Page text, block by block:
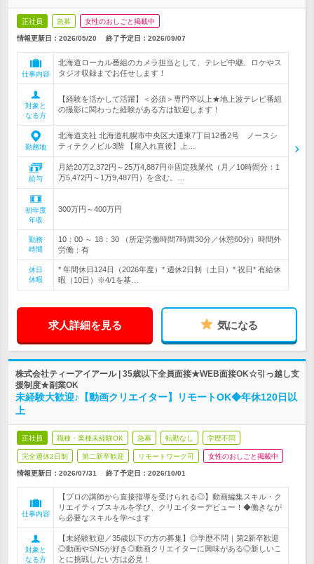
正社員 急募 女性のおしごと掲載中
情報更新日：2026/05/20 終了予定日： 2026/09/07
仕事内容
北海道ローカル番組のカメラ担当として、テレビ中継、ロケやス
タジオ収録までお任せします！
対象と
なる方
【経験を活かして活躍】＜必須＞専門卒以上★地上波テレビ番組
の撮影に関わった経験がある方は歓迎します！
勤務地
北海道支社 北海道札幌市中央区大通東7丁目12番2号 ノースシ
ティテクノビル3階 【雇入れ直後】上…
給与
月給20万2,372円～25万4,887円※固定残業代（月／10時間分：1
万5,472円～1万9,487円）を含む。…
初年度
年収
300万円～400万円
勤務
時間
10：00 ～ 18：30 （所定労働時間7時間30分／休憩60分）時間外
労働：有
休日
休暇
* 年間休日124日（2026年度）* 週休2日制（土日）* 祝日* 有給休
暇（10日）※4/1を基…
求人詳細を見る 気になる
株式会社ティーアイアール | 35歳以下全員面接★WEB面接OK☆引っ越し支
援制度★副業OK
未経験大歓迎♪【動画クリエイター】リモートOK◆年休120日以
上
正社員 職種・業種未経験OK 急募 転勤なし 学歴不問
完全週休2日制 第二新卒歓迎 リモートワーク可 女性のおしごと掲載中
情報更新日：2026/07/31 終了予定日： 2026/10/01
仕事内容
【プロの講師から直接指導を受けられる◎】動画編集スキル・ク
リエイティブスキルを学び、クリエイターデビュー！◆働きなが
ら必要なスキルを学べます
対象と
なる方
【未経験歓迎／35歳以下の方の募集】◎学歴不問｜第2新卒歓迎
◎動画やSNSが好き◎動画クリエイターに興味がある◎新しいこ
とに挑戦したい方は必見！